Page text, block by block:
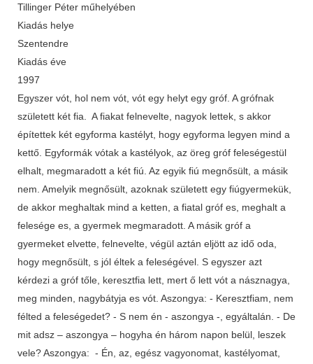
Tillinger Péter műhelyében
Kiadás helye
Szentendre
Kiadás éve
1997
Egyszer vót, hol nem vót, vót egy helyt egy gróf. A grófnak
született két fia. A fiakat felnevelte, nagyok lettek, s akkor
építettek két egyforma kastélyt, hogy egyforma legyen mind a
kettő. Egyformák vótak a kastélyok, az öreg gróf feleségestül
elhalt, megmaradott a két fiú. Az egyik fiú megnősült, a másik
nem. Amelyik megnősült, azoknak született egy fiúgyermekük,
de akkor meghaltak mind a ketten, a fiatal gróf es, meghalt a
felesége es, a gyermek megmaradott. A másik gróf a
gyermeket elvette, felnevelte, végül aztán eljött az idő oda,
hogy megnősült, s jól éltek a feleségével. S egyszer azt
kérdezi a gróf tőle, keresztfia lett, mert ő lett vót a násznagya,
meg minden, nagybátyja es vót. Aszongya: - Keresztfiam, nem
félted a feleségedet? - S nem én - aszongya -, egyáltalán. - De
mit adsz – aszongya – hogyha én három napon belül, leszek
vele? Aszongya: - Én, az, egész vagyonomat, kastélyomat,